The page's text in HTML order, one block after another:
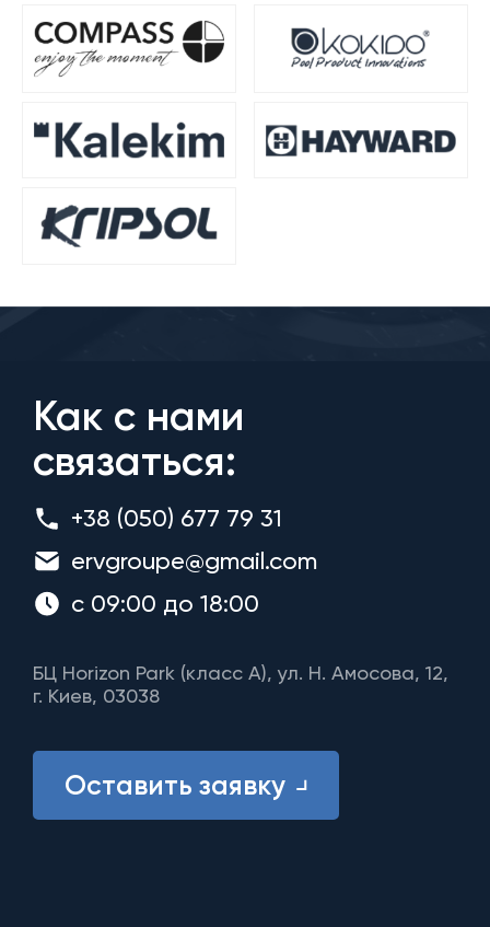
Как с нами
связаться:
+38 (050) 677 79 31
ervgroupe@gmail.com
с 09:00 до 18:00
БЦ Horizon Park (класс A), ул. Н. Амосова, 12,
г. Киев, 03038
Оставить заявку